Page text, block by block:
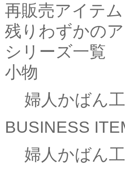
再販売アイテム
残りわずかの
シリーズ一覧
小物
婦人かばん
BUSINESS
婦人かばん